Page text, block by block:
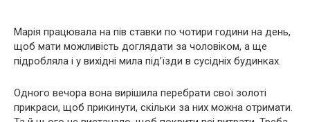
Марія працювала на пів ставки по чотири години на день,
щоб мати можливість доглядати за чоловіком, а ще
підробляла і у вихідні мила під’їзди в сусідніх будинках.
Одного вечора вона вирішила перебрати свої золоті
прикраси, щоб прикинути, скільки за них можна отримати.